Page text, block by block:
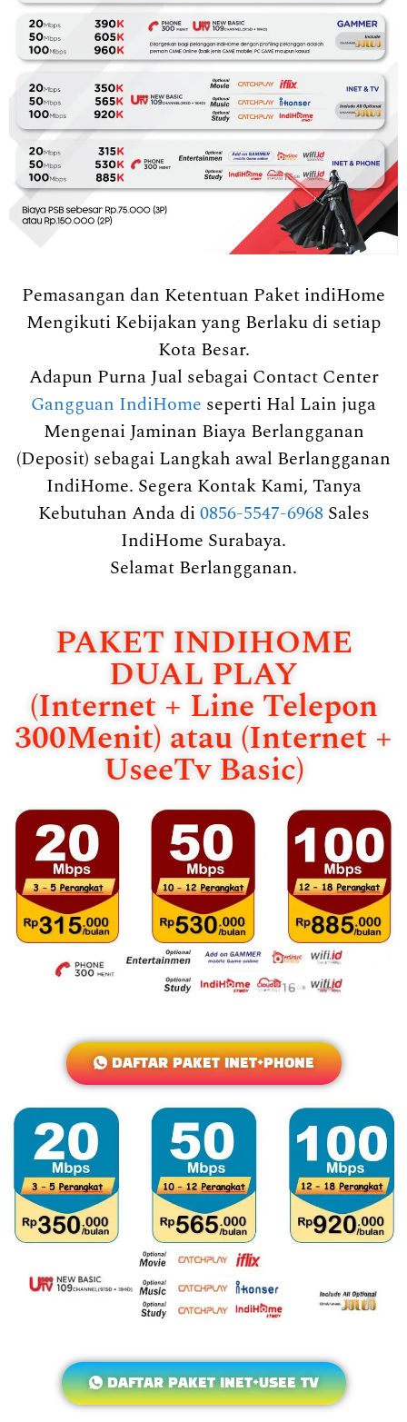
Pemasangan dan Ketentuan Paket indiHome
Mengikuti Kebijakan yang Berlaku di setiap
Kota Besar.
Adapun Purna Jual sebagai Contact Center
Gangguan IndiHome seperti Hal Lain juga
Mengenai Jaminan Biaya Berlangganan
(Deposit) sebagai Langkah awal Berlangganan
IndiHome. Segera Kontak Kami, Tanya
Kebutuhan Anda di 0856-5547-6968Sales
IndiHome Surabaya.
Selamat Berlangganan.
PAKET INDIHOME
DUAL PLAY
(Internet + Line Telepon
300Menit) atau (Internet +
UseeTv Basic)
DAFTAR PAKET INET+PHONE
DAFTAR PAKET INET+USEE TV